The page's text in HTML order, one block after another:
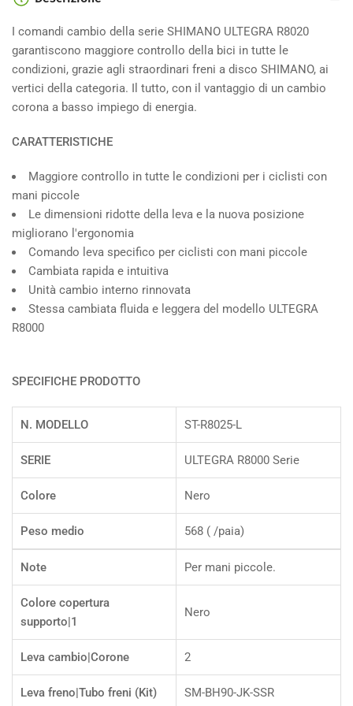
I comandi cambio della serie SHIMANO ULTEGRA R8020
garantiscono maggiore controllo della bici in tutte le
condizioni, grazie agli straordinari freni a disco SHIMANO, ai
vertici della categoria. Il tutto, con il vantaggio di un cambio
corona a basso impiego di energia.
CARATTERISTICHE
Maggiore controllo in tutte le condizioni per i ciclisti con
mani piccole
Le dimensioni ridotte della leva e la nuova posizione
migliorano l'ergonomia
Comando leva specifico per ciclisti con mani piccole
Cambiata rapida e intuitiva
Unità cambio interno rinnovata
Stessa cambiata fluida e leggera del modello ULTEGRA
R8000
SPECIFICHE PRODOTTO
N. MODELLO ST-R8025-L
SERIE ULTEGRA R8000 Serie
Colore Nero
Peso medio 568 ( /paia)
Note Per mani piccole.
Colore copertura
supporto|1
Nero
Leva cambio|Corone 2
Leva freno|Tubo freni (Kit) SM-BH90-JK-SSR